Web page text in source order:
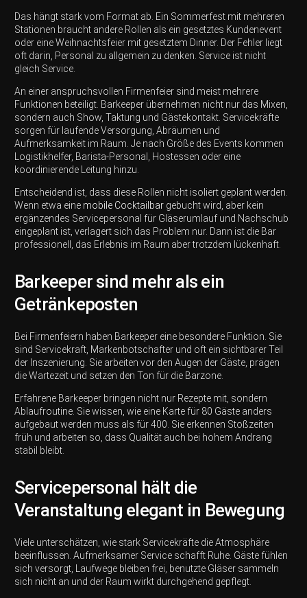
Das hängt stark vom Format ab. Ein Sommerfest mit mehreren
Stationen braucht andere Rollen als ein gesetztes Kundenevent
oder eine Weihnachtsfeier mit gesetztem Dinner. Der Fehler liegt
oft darin, Personal zu allgemein zu denken. Service ist nicht
gleich Service.
An einer anspruchsvollen Firmenfeier sind meist mehrere
Funktionen beteiligt. Barkeeper übernehmen nicht nur das Mixen,
sondern auch Show, Taktung und Gästekontakt. Servicekräfte
sorgen für laufende Versorgung, Abräumen und
Aufmerksamkeit im Raum. Je nach Größe des Events kommen
Logistikhelfer, Barista-Personal, Hostessen oder eine
koordinierende Leitung hinzu.
Entscheidend ist, dass diese Rollen nicht isoliert geplant werden.
Wenn etwa eine mobile Cocktailbar gebucht wird, aber kein
ergänzendes Servicepersonal für Gläserumlauf und Nachschub
eingeplant ist, verlagert sich das Problem nur. Dann ist die Bar
professionell, das Erlebnis im Raum aber trotzdem lückenhaft.
Barkeeper sind mehr als ein
Getränkeposten
Bei Firmenfeiern haben Barkeeper eine besondere Funktion. Sie
sind Servicekraft, Markenbotschafter und oft ein sichtbarer Teil
der Inszenierung. Sie arbeiten vor den Augen der Gäste, prägen
die Wartezeit und setzen den Ton für die Barzone.
Erfahrene Barkeeper bringen nicht nur Rezepte mit, sondern
Ablaufroutine. Sie wissen, wie eine Karte für 80 Gäste anders
aufgebaut werden muss als für 400. Sie erkennen Stoßzeiten
früh und arbeiten so, dass Qualität auch bei hohem Andrang
stabil bleibt.
Servicepersonal hält die
Veranstaltung elegant in Bewegung
Viele unterschätzen, wie stark Servicekräfte die Atmosphäre
beeinflussen. Aufmerksamer Service schafft Ruhe. Gäste fühlen
sich versorgt, Laufwege bleiben frei, benutzte Gläser sammeln
sich nicht an und der Raum wirkt durchgehend gepflegt.